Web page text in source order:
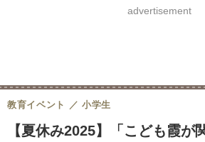
8月開催学校説明会・相談会
advertisement
【夏休み2025】「こども霞が
教育イベント 小学生